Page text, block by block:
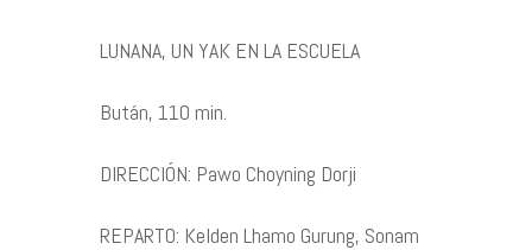
LUNANA, UN YAK EN LA ESCUELA
Bután, 110 min.
DIRECCIÓN: Pawo Choyning Dorji
REPARTO: Kelden Lhamo Gurung, Sonam
Contacto